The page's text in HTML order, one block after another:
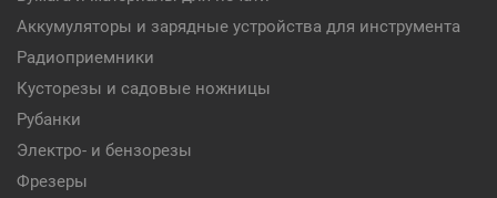
Аккумуляторы и зарядные устройства для инструмента
Радиоприемники
Кусторезы и садовые ножницы
Рубанки
Электро- и бензорезы
Фрезеры